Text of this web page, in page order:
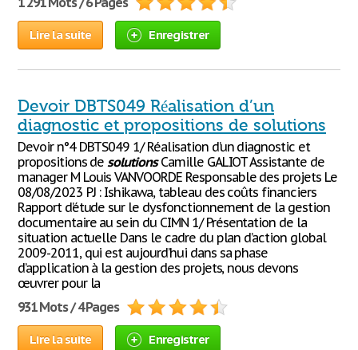
Lire la suite Enregistrer
Devoir DBTS049 Réalisation d’un
diagnostic et propositions de solutions
Devoir n°4 DBTS049 1/ Réalisation d’un diagnostic et
propositions desolutionsCamille GALIOT Assistante de
manager M Louis VANVOORDE Responsable des projets Le
08/08/2023 PJ : Ishikawa, tableau des coûts financiers
Rapport d’étude sur le dysfonctionnement de la gestion
documentaire au sein du CIMN 1/ Présentation de la
situation actuelle Dans le cadre du plan d’action global
2009-2011, qui est aujourd’hui dans sa phase
d’application à la gestion des projets, nous devons
œuvrer pour la
931 Mots / 4 Pages
Lire la suite Enregistrer